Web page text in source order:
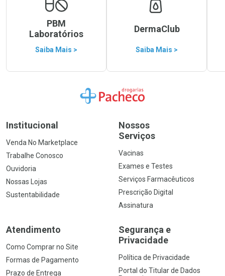
PBM
Laboratórios
Saiba Mais >
DermaClub
Saiba Mais >
Ir para a Home
Institucional
Venda No Marketplace
Trabalhe Conosco
Ouvidoria
Nossas Lojas
Sustentabilidade
Nossos
Serviços
Vacinas
Exames e Testes
Serviços Farmacêuticos
Prescrição Digital
Assinatura
Atendimento
Como Comprar no Site
Formas de Pagamento
Prazo de Entrega
Segurança e
Privacidade
Política de Privacidade
Portal do Titular de Dados